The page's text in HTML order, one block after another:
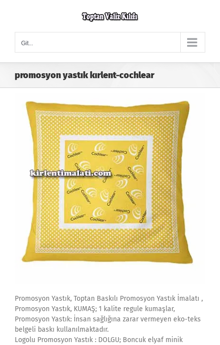
Git...
promosyon yastık kırlent-cochlear
Promosyon Yastık, Toptan Baskılı Promosyon Yastık İmalatı ,
Promosyon Yastık, KUMAŞ; 1 kalite regule kumaşlar,
Promosyon Yastık: İnsan sağlığına zarar vermeyen eko-teks
belgeli baskı kullanılmaktadır.
Logolu Promosyon Yastık : DOLGU; Boncuk elyaf minik